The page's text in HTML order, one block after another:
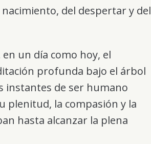
del despertar y del
un día como hoy, el
profunda bajo el árbol
instantes de ser humano
plenitud, la compasión y la
hasta alcanzar la plena